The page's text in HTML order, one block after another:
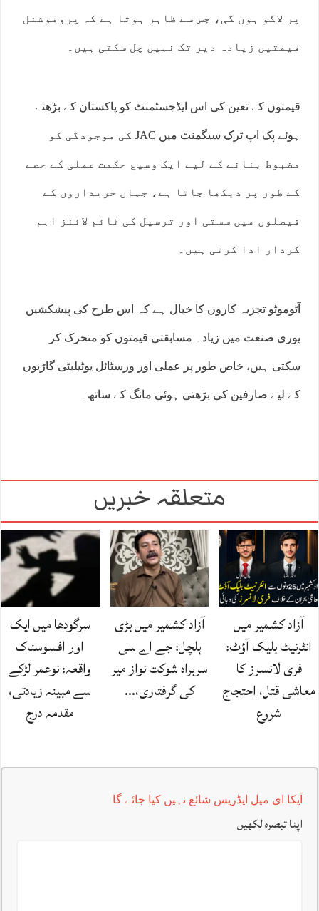
پر لاگو ہوں گی، جس سے ظاہر ہوتا ہے کہ پروموشنل
قیمتیں زیادہ دیر تک نہیں چل سکتی ہیں۔
قیمتوں کے تعین کی اس ایڈجسٹمنٹ کو پاکستان کے بڑھتے
ہوئے پک اپ ٹرک سیگمنٹ میں JAC کی موجودگی کو
مضبوط بنانے کے لیے ایک وسیع حکمت عملی کے حصے
کے طور پر دیکھا جاتا ہے، جہاں خریداروں کے
فیصلوں میں سستی اور ترسیل کی ٹائم لائنز اہم
کردار ادا کرتی ہیں۔
آٹوموٹو تجزیہ کاروں کا خیال ہے کہ اس طرح کی پیشکشیں
پوری صنعت میں زیادہ مسابقتی قیمتوں کو متحرک کر
سکتی ہیں، خاص طور پر عملی اور ورسٹائل یوٹیلیٹی گاڑیوں
کے لیے صارفین کی بڑھتی ہوئی مانگ کے ساتھ۔
متعلقہ خبریں
آزاد کشمیر میں
انٹرنیٹ بلیک آؤٹ:
فری لانسرز کا
معاشی قتل، احتجاج
شروع
آزاد کشمیر میں بڑی
ہلچل: جے اے سی
سربراہ شوکت نواز میر
کی گرفتاری،…
سرگودھا میں ایک
اور افسوسناک
واقعہ: نوعمر لڑکے
سے مبینہ زیادتی،
مقدمہ درج
آپکا ای میل ایڈریس شائع نہیں کیا جائے گا
اپنا تبصرہ لکھیں